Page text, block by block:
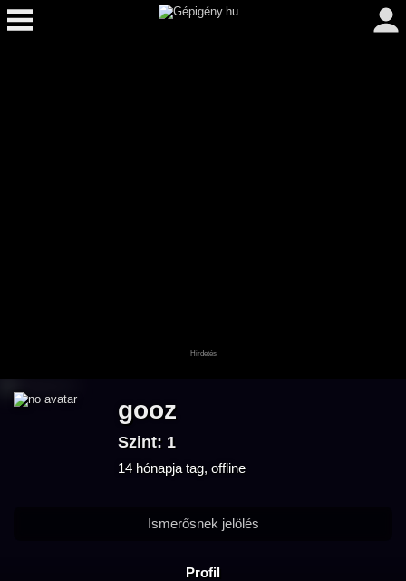
gooz
Szint: 1
14 hónapja tag, offline
Profil
Ismerősnek jelölés